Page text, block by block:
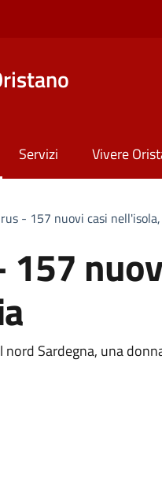
Servizi Vivere
- 157 nuovi casi
157
nord Sardegna, una